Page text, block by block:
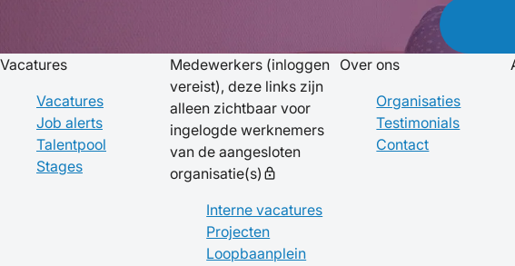
Vacatures
Vacatures
Job alerts
Talentpool
Stages
Medewerkers (inloggen
vereist), deze links zijn
alleen zichtbaar voor
ingelogde werknemers
van de aangesloten
organisatie(s) lock
Interne vacatures
Projecten
Loopbaanplein
Over ons
Organisaties
Testimonials
Contact